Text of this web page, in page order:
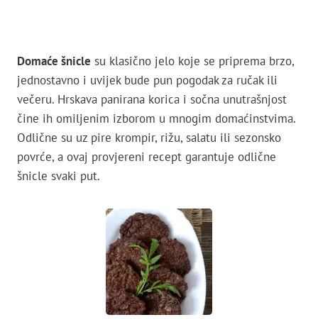
Domaće šnicle su klasično jelo koje se priprema brzo,
jednostavno i uvijek bude pun pogodak za ručak ili
večeru. Hrskava panirana korica i sočna unutrašnjost
čine ih omiljenim izborom u mnogim domaćinstvima.
Odlične su uz pire krompir, rižu, salatu ili sezonsko
povrće, a ovaj provjereni recept garantuje odlične
šnicle svaki put.